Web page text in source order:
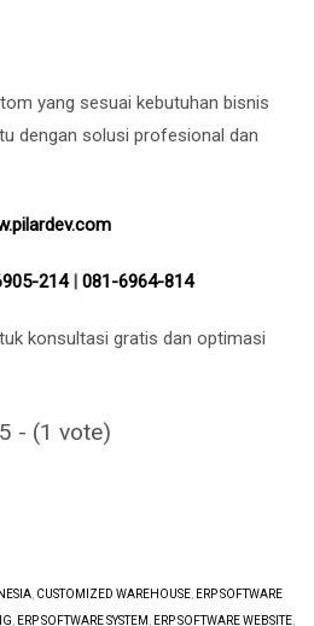
yang sesuai kebutuhan bisnis
dengan solusi profesional dan
214| 081-6964-814
konsultasi gratis dan optimasi
- (1 vote)
CUSTOMIZED WAREHOUSE ERP SOFTWARE
ERP SOFTWARE SYSTEM ERP SOFTWARE WEBSITE